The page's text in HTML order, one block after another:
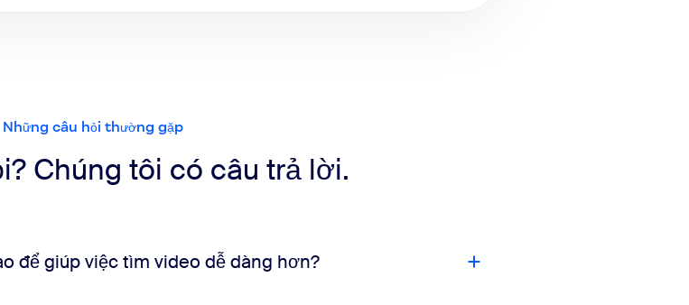
Những câu hỏi thường gặp
Chúng tôi có câu trả lời.
để giúp việc tìm video dễ dàng hơn?